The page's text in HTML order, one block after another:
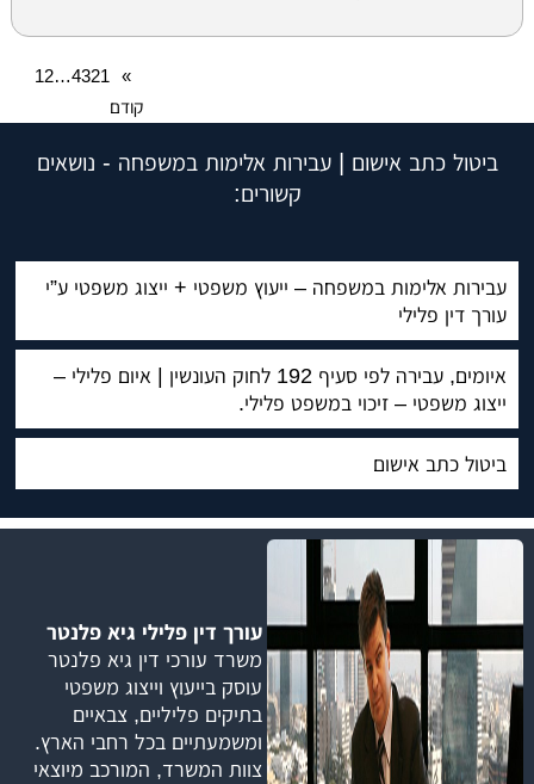
»
קודם
1
2
3
4
…
12
ביטול כתב אישום | עבירות אלימות במשפחה - נושאים
קשורים:
עבירות אלימות במשפחה – ייעוץ משפטי + ייצוג משפטי ע”י
עורך דין פלילי
איומים, עבירה לפי סעיף 192 לחוק העונשין | איום פלילי –
ייצוג משפטי – זיכוי במשפט פלילי.
ביטול כתב אישום
עורך דין פלילי גיא פלנטר
משרד עורכי דין גיא פלנטר
עוסק בייעוץ וייצוג משפטי
בתיקים פליליים, צבאיים
ומשמעתיים בכל רחבי הארץ.
צוות המשרד, המורכב מיוצאי